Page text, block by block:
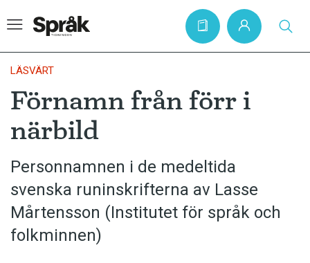
Hem
Artiklar
Krönikor
Språkfrågor
Skrivtips
Bokrecensioner
LÄSVÄRT
Förnamn från förr i
närbild
Personnamnen i de medeltida
svenska runinskrifterna av Lasse
Mårtensson (Institutet för språk och
folkminnen)